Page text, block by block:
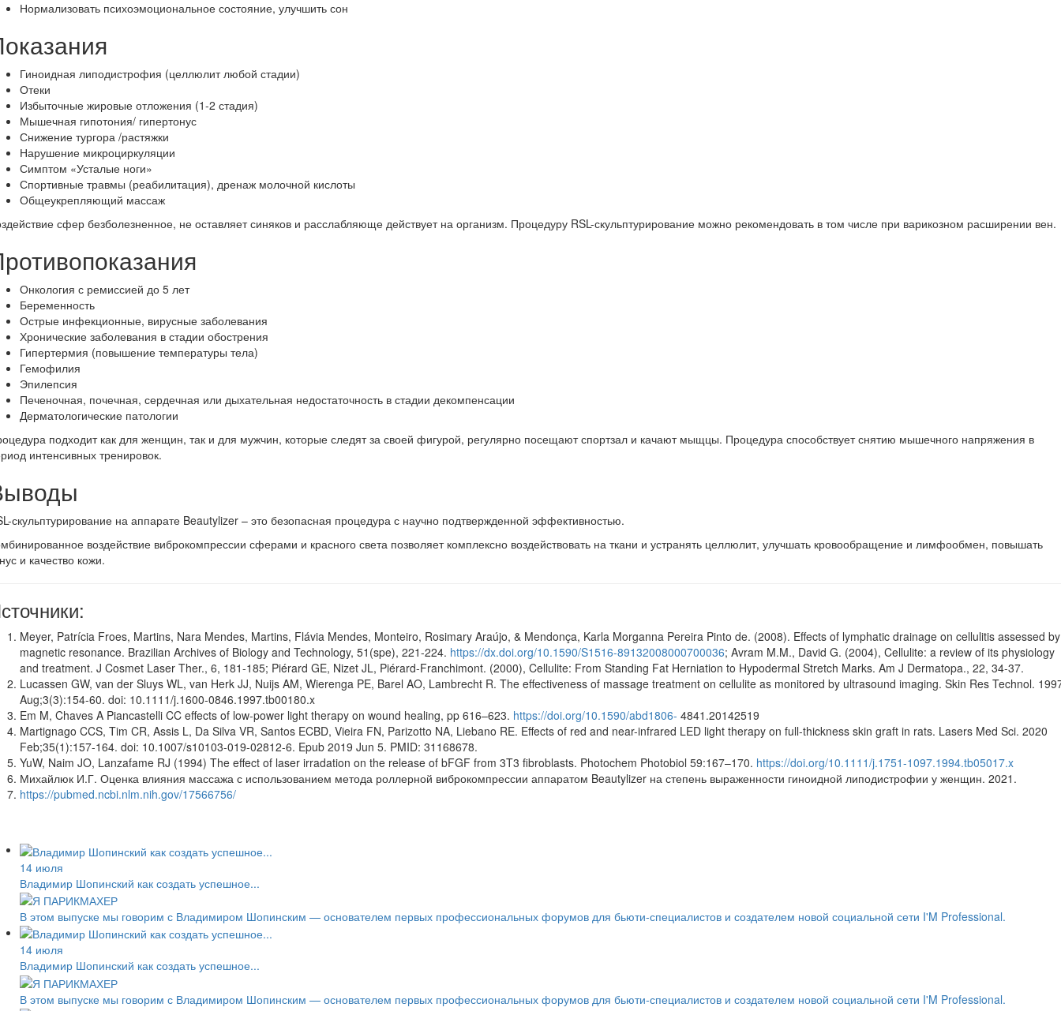
Нормализовать психоэмоциональное состояние, улучшить сон
Гиноидная липодистрофия (целлюлит любой стадии)
Отеки
Избыточные жировые отложения (1-2 стадия)
Мышечная гипотония/ гипертонус
Снижение тургора /растяжки
Нарушение микроциркуляции
Симптом «Усталые ноги»
Спортивные травмы (реабилитация), дренаж молочной кислоты
Общеукрепляющий массаж
сфер безболезненное, не оставляет синяков и расслабляюще действует на организм. Процедуру RSL-скульптурирование можно рекомендовать в том числе при варикозном расширении вен.
Онкология с ремиссией до 5 лет
Беременность
Острые инфекционные, вирусные заболевания
Хронические заболевания в стадии обострения
Гипертермия (повышение температуры тела)
Гемофилия
Эпилепсия
Печеночная, почечная, сердечная или дыхательная недостаточность в стадии декомпенсации
Дерматологические патологии
подходит как для женщин, так и для мужчин, которые следят за своей фигурой, регулярно посещают спортзал и качают мыщцы. Процедура способствует снятию мышечного напряжения в
интенсивных тренировок.
скульптурирование на аппарате Beautylizer – это безопасная процедура с научно подтвержденной эффективностью.
воздействие виброкомпрессии сферами и красного света позволяет комплексно воздействовать на ткани и устранять целлюлит, улучшать кровообращение и лимфообмен, повышать
и качество кожи.
Meyer, Patrícia Froes, Martins, Nara Mendes, Martins, Flávia Mendes, Monteiro, Rosimary Araújo, & Mendonça, Karla Morganna Pereira Pinto de. (2008). Effects of lymphatic drainage on cellulitis assessed by
magnetic resonance. Brazilian Archives of Biology and Technology, 51(spe), 221-224. https://dx.doi.org/10.1590/S1516-89132008000700036; Avram M.M., David G. (2004), Cellulite: a review of its physiology
and treatment. J Cosmet Laser Ther., 6, 181-185; Piérard GE, Nizet JL, Piérard-Franchimont. (2000), Cellulite: From Standing Fat Herniation to Hypodermal Stretch Marks. Am J Dermatopa., 22, 34-37.
Lucassen GW, van der Sluys WL, van Herk JJ, Nuijs AM, Wierenga PE, Barel AO, Lambrecht R. The effectiveness of massage treatment on cellulite as monitored by ultrasound imaging. Skin Res Technol.
Aug;3(3):154-60. doi: 10.1111/j.1600-0846.1997.tb00180.x
Em M, Chaves A Piancastelli CC effects of low-power light therapy on wound healing, pp 616–623. https://doi.org/10.1590/abd1806- 4841.20142519
Martignago CCS, Tim CR, Assis L, Da Silva VR, Santos ECBD, Vieira FN, Parizotto NA, Liebano RE. Effects of red and near-infrared LED light therapy on full-thickness skin graft in rats. Lasers Med Sci. 2020
Feb;35(1):157-164. doi: 10.1007/s10103-019-02812-6. Epub 2019 Jun 5. PMID: 31168678.
YuW, Naim JO, Lanzafame RJ (1994) The effect of laser irradation on the release of bFGF from 3T3 fibroblasts. Photochem Photobiol 59:167–170. https://doi.org/10.1111/j.1751-1097.1994.tb05017.x
Михайлюк И.Г. Оценка влияния массажа с использованием метода роллерной виброкомпрессии аппаратом Beautylizer на степень выраженности гиноидной липодистрофии у женщин. 2021.
https://pubmed.ncbi.nlm.nih.gov/17566756/
14 июля
Владимир Шопинский как создать успешное...
В этом выпуске мы говорим с Владимиром Шопинским — основателем первых профессиональных форумов для бьюти-специалистов и создателем новой социальной сети I'M Professional.
14 июля
Владимир Шопинский как создать успешное...
В этом выпуске мы говорим с Владимиром Шопинским — основателем первых профессиональных форумов для бьюти-специалистов и создателем новой социальной сети I'M Professional.